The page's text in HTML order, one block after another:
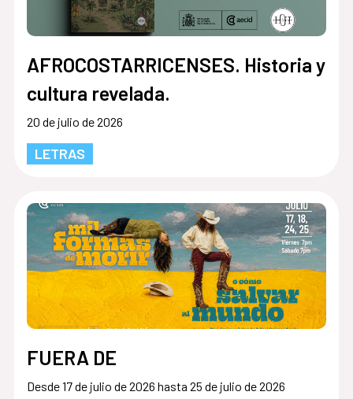
AFROCOSTARRICENSES. Historia y
cultura revelada.
20 de julio de 2026
LETRAS
FUERA DE
Desde 17 de julio de 2026 hasta 25 de julio de 2026